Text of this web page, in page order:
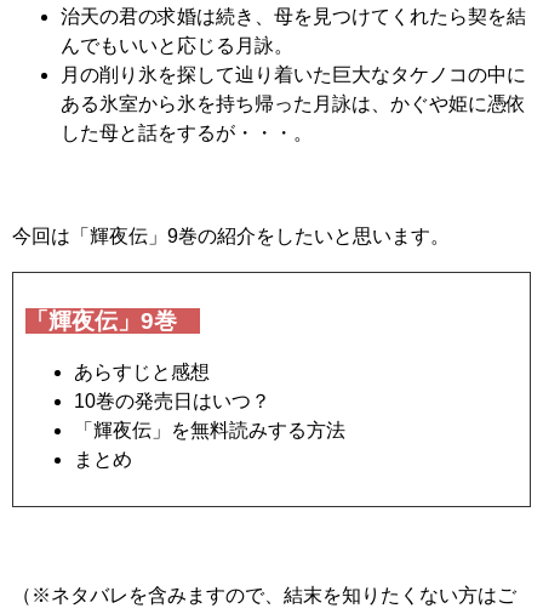
治天の君の求婚は続き、母を見つけてくれたら契を結
んでもいいと応じる月詠。
月の削り氷を探して辿り着いた巨大なタケノコの中に
ある氷室から氷を持ち帰った月詠は、かぐや姫に憑依
した母と話をするが・・・。
今回は「輝夜伝」9巻の紹介をしたいと思います。
「輝夜伝」9巻
あらすじと感想
10巻の発売日はいつ？
「輝夜伝」を無料読みする方法
まとめ
（※ネタバレを含みますので、結末を知りたくない方はご